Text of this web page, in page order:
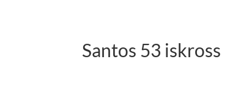
Santos 53 iskross